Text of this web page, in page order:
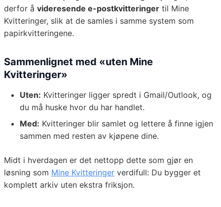
derfor å videresende e-postkvitteringer til Mine
Kvitteringer, slik at de samles i samme system som
papirkvitteringene.
Sammenlignet med «uten Mine
Kvitteringer»
Uten: Kvitteringer ligger spredt i Gmail/Outlook, og
du må huske hvor du har handlet.
Med: Kvitteringer blir samlet og lettere å finne igjen
sammen med resten av kjøpene dine.
Midt i hverdagen er det nettopp dette som gjør en
løsning som Mine Kvitteringer verdifull: Du bygger et
komplett arkiv uten ekstra friksjon.